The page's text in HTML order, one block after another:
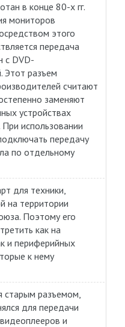
в конце 80-х гг.
мониторов
этого
передача
с DVD-
Этот разъем
считают
заменяют
устройствах
использовании
передачу
по отдельному
для техники,
на территории
Поэтому его
как на
и периферийных
к нему
старым разъемом,
для передачи
и